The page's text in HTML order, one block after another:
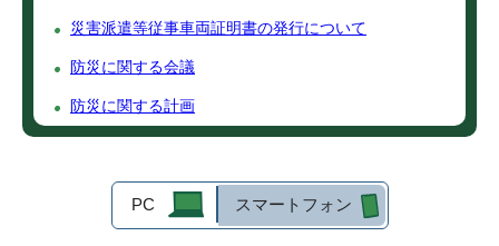
災害派遣等従事車両証明書の発行について
防災に関する会議
防災に関する計画
PC スマートフォン